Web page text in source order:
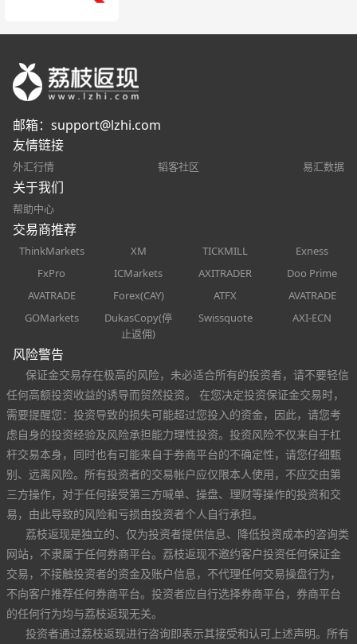
邮箱： support@lzhi.com
友情链接
外汇行情 韬客社区 易汇数据
关于我们
帮助中心
交易商推荐
ThinkMarkets XM TICKMILL
Exness
FxPro
ICMarkets AXITRADER
Doo Prime
AVATRADE
Forex(CAY) ATFX
AVATRADE
GOMarkets
DukasCopy(停
止返佣)
Swissquote AXI-ECN
风险警告
保证金交易存在极高的风险，未必适合所有的投资者，请不要轻信
任何高额投资收益的诱导而贸然投资。 在您决定投资保证金交易时，
需要提醒您：投资导致的损失可能超过您投入的资金，因此，请您考
虑自身的投资经验及风险承担能力理性投资。投资风险不仅来自于杠
杆交易本身，同时也有可能来自于券商平台的不确定性，请您仔细甄
别、远离风险。所有投资者的交易帐户应仅限本人使用，不应交由第
三方操作，对于任何接受第三方喊单、操盘、理财等操作的投资和交
易，由此导致的风险和亏损由投资者个人自行承担。
荔枝返现是独立的、仅为投资者提供信息、降低投资成本的咨询类
网站，不隶属于任何券商平台。荔枝返现不邀约客户投资任何保证金
交易，不接触投资者的资金及账户信息，不代理任何交易操盘行为，
不向客户推荐任何券商平台。投资者应自行选择券商平台，券商平台
的任何行为均与荔枝返现无关。
投资者通过荔枝返现进行咨询即表示其接受和认可上述声明。所有